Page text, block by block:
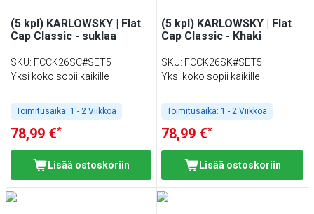
(5 kpl) KARLOWSKY | Flat
Cap Classic - suklaa
SKU: FCCK26SC#SET5
Yksi koko sopii kaikille
Toimitusaika: 1 - 2 Viikkoa
78,99 €*
Lisää ostoskoriin
(5 kpl) KARLOWSKY | Flat
Cap Classic - Khaki
SKU: FCCK26SK#SET5
Yksi koko sopii kaikille
Toimitusaika: 1 - 2 Viikkoa
78,99 €*
Lisää ostoskoriin